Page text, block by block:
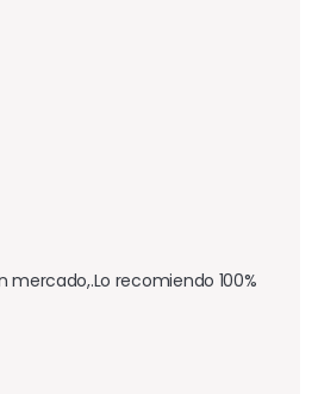
mercado,.Lo recomiendo 100%